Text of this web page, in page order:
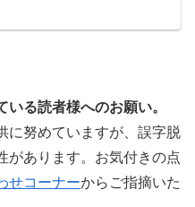
いこと価格表示に…
いる読者様へのお願い。
に努めていますが、誤字脱
があります。お気付きの点
せコーナーからご指摘いた